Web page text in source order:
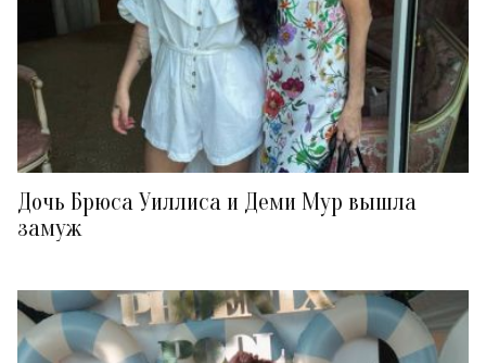
Дочь Брюса Уиллиса и Деми Мур вышла
замуж